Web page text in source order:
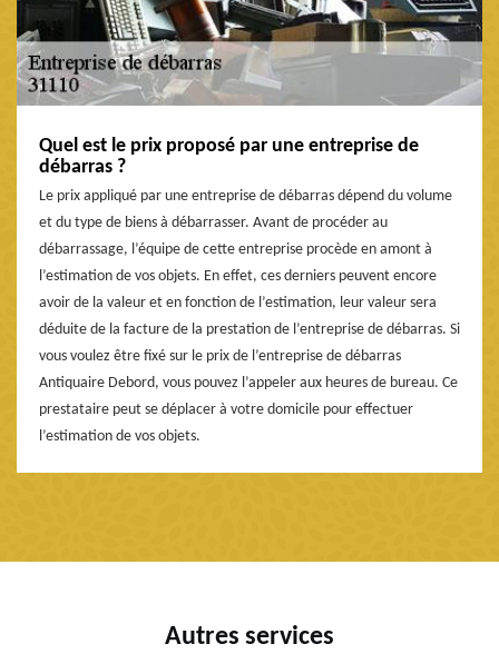
Quel est le prix proposé par une entreprise de
débarras ?
Le prix appliqué par une entreprise de débarras dépend du volume
et du type de biens à débarrasser. Avant de procéder au
débarrassage, l’équipe de cette entreprise procède en amont à
l’estimation de vos objets. En effet, ces derniers peuvent encore
avoir de la valeur et en fonction de l’estimation, leur valeur sera
déduite de la facture de la prestation de l’entreprise de débarras. Si
vous voulez être fixé sur le prix de l’entreprise de débarras
Antiquaire Debord, vous pouvez l’appeler aux heures de bureau. Ce
prestataire peut se déplacer à votre domicile pour effectuer
l’estimation de vos objets.
Autres services